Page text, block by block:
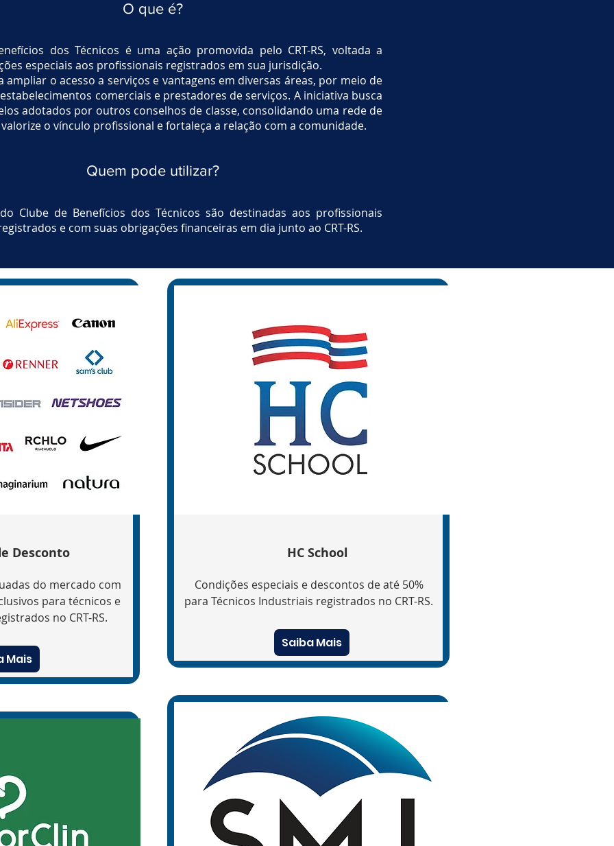
O que é?
dos Técnicos é uma ação promovida pelo CRT-RS, voltada a
especiais aos profissionais registrados em sua jurisdição.
ampliar o acesso a serviços e vantagens em diversas áreas, por meio de
comerciais e prestadores de serviços. A iniciativa busca
adotados por outros conselhos de classe, consolidando uma rede de
o vínculo profissional e fortaleça a relação com a comunidade.
Quem pode utilizar?
Clube de Benefícios dos Técnicos são destinadas aos profissionais
e com suas obrigações financeiras em dia junto ao CRT-RS.
Desconto
do mercado com
para técnicos e
no CRT-RS.
Mais
HC School
Condições especiais e descontos de até 50%
para Técnicos Industriais registrados no CRT-RS.
Saiba Mais